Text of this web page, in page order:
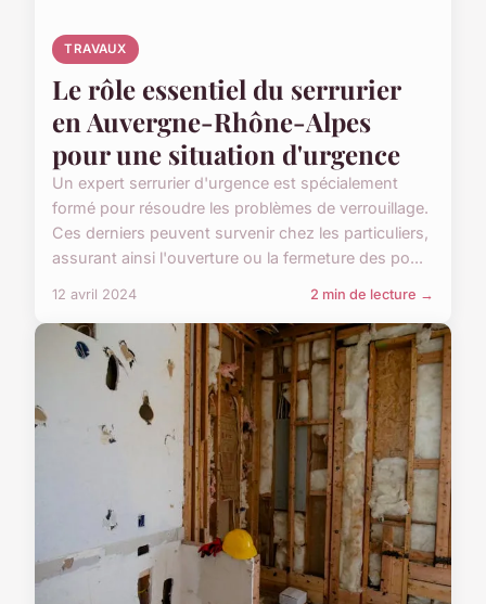
TRAVAUX
Le rôle essentiel du serrurier
en Auvergne-Rhône-Alpes
pour une situation d'urgence
Un expert serrurier d'urgence est spécialement
formé pour résoudre les problèmes de verrouillage.
Ces derniers peuvent survenir chez les particuliers,
assurant ainsi l'ouverture ou la fermeture des po...
12 avril 2024 2 min de lecture →